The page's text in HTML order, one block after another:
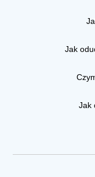
Jak
Jak